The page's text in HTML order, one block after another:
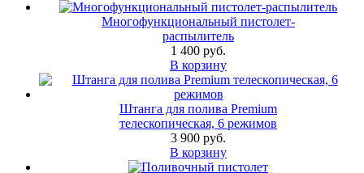
Многофункциональный пистолет-
распылитель
1 400 руб.
В корзину
Штанга для полива Premium
телескопическая, 6 режимов
3 900 руб.
В корзину